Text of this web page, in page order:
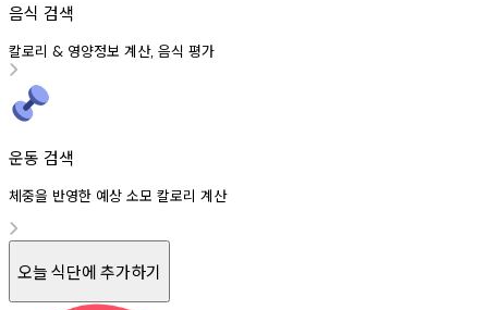
음식 검색
칼로리 & 영양정보 계산, 음식 평가
운동 검색
체중을 반영한 예상 소모 칼로리 계산
오늘 식단에 추가하기